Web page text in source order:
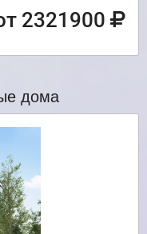
2321900
дома